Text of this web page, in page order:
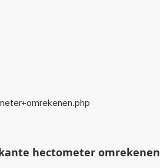
hectometer omrekenen